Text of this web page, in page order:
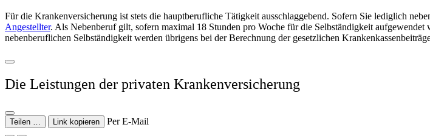
Für die Krankenversicherung ist stets die hauptberufliche Tätigkeit ausschlaggebend. Sofern Sie lediglich
Angestellter. Als Nebenberuf gilt, sofern maximal 18 Stunden pro Woche für die Selbständigkeit
nebenberuflichen Selbständigkeit werden übrigens bei der Berechnung der gesetzlichen
Die Leistungen der privaten Krankenversicherung
Teilen … Link kopieren Per E-Mail